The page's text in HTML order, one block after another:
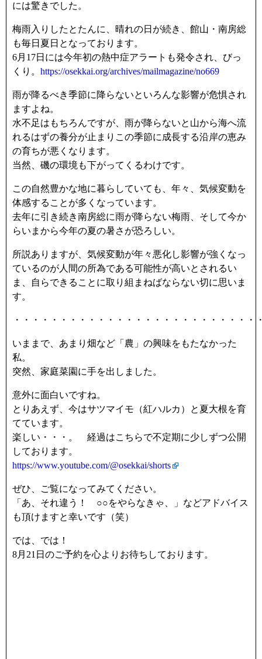
には驚きでした。
梅雨入りしたとたんに、晴れの日が続き、館山・南房総
も毎日夏日となっております。
6月17日には今年初の熱中症アラートも発令され、びっ
くり。 https://osekkai.org/archives/mailmagazine/no669
雨が降るべき季節に降らないといろんな影響が危惧され
ますよね。
水不足はもちろんですが、雨が降らないと山から海へ流
れるはずの養分が止まりこの季節に成長する沿岸の恵み
の育ちが悪くなります。
当然、磯の環境も下がってくるわけです。
この自然豊かな地に暮らしていても、年々、気候変動を
体感することが多くなっています。
去年に引き続き南房総に雨が降らない梅雨、そして今か
らいまから今年の夏の暑さが恐ろしい。
所説ありますが、気候変動が年々悪化し影響が強くなっ
ているのが人間の所為である可能性が高いとされるい
ま、自らできることに取り組まねばならない切に思いま
す。
・・・・・・・・・・・・・・・・・・・・・・・・・・
いままで、あまり畑など「農」の興味をもたなかった
私。
突然、家庭菜園に手を出しました。
意外に面白いですね。
とりあえず、今はサツマイモ（紅ハルカ）と夏大根を育
てています。
楽しい・・・。 経過はこちらで不定期に少しずつ公開
しております。
https://www.youtube.com/@osekkai/shorts
ぜひ、ご覧になってみてください。
「あ、それ違う！ ○○をやらなきゃ、」などアドバイス
も頂けますと幸いです（笑）
では、では！
8月21日のご予約を心よりお待ちしております。